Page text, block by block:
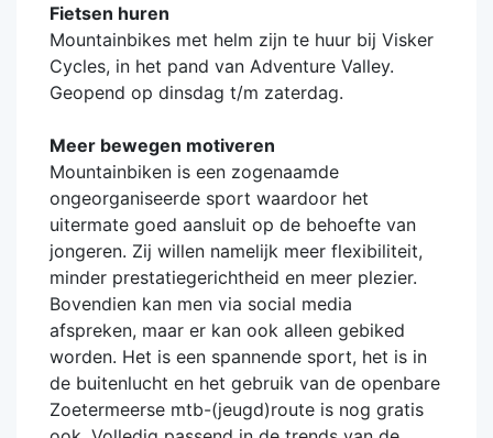
Fietsen huren
Mountainbikes met helm zijn te huur bij Visker
Cycles, in het pand van Adventure Valley.
Geopend op dinsdag t/m zaterdag.
Meer bewegen motiveren
Mountainbiken is een zogenaamde
ongeorganiseerde sport waardoor het
uitermate goed aansluit op de behoefte van
jongeren. Zij willen namelijk meer flexibiliteit,
minder prestatiegerichtheid en meer plezier.
Bovendien kan men via social media
afspreken, maar er kan ook alleen gebiked
worden. Het is een spannende sport, het is in
de buitenlucht en het gebruik van de openbare
Zoetermeerse mtb-(jeugd)route is nog gratis